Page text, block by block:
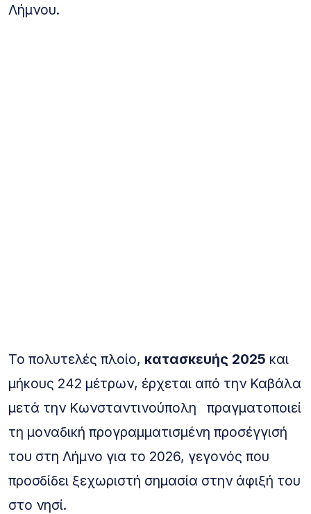
Λήμνου.
Το πολυτελές πλοίο, κατασκευής 2025 και
μήκους 242 μέτρων, έρχεται από την Καβάλα
μετά την Κωνσταντινούπολη πραγματοποιεί
τη μοναδική προγραμματισμένη προσέγγισή
του στη Λήμνο για το 2026, γεγονός που
προσδίδει ξεχωριστή σημασία στην άφιξή του
στο νησί.